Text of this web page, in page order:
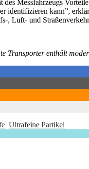
Messfahrzeugs
identifizieren kann”,
, Luft- und
Transporter enthält
Ultrafeine Partikel